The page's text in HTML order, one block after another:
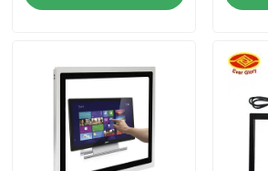
Bảng hiển thị cảm ứng
Màn hình cảm ứng LCD